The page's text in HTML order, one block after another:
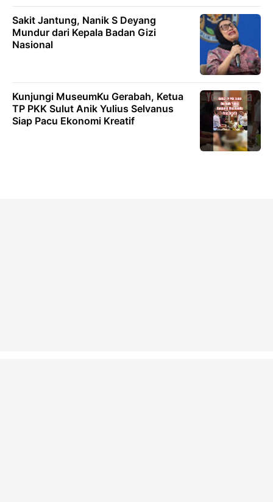
Sakit Jantung, Nanik S Deyang
Mundur dari Kepala Badan Gizi
Nasional
Kunjungi MuseumKu Gerabah, Ketua
TP PKK Sulut Anik Yulius Selvanus
Siap Pacu Ekonomi Kreatif